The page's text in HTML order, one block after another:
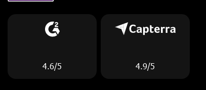
4.6/5 4.9/5